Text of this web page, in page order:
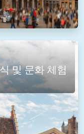
및 문화 체험